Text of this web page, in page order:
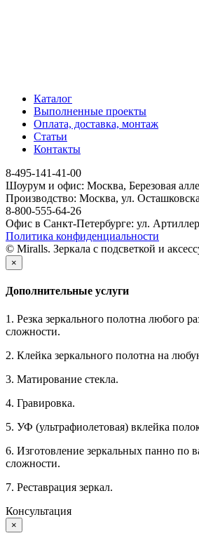
Каталог
Выполненные проекты
Оплата, доставка, монтаж
Статьи
Контакты
8-495-141-41-00
Шоурум и офис: Москва, Березовая
Производство: Москва, ул.
8-800-555-64-26
Офис в Санкт-Петербурге: ул.
Политика конфиденциальности
© Miralls. Зеркала с подсветкой и
×
Дополнительные услуги
1. Резка зеркального полотна любого
сложности.
2. Клейка зеркального полотна на
3. Матирование стекла.
4. Гравировка.
5. УФ (ультрафиолетовая) вклейка
6. Изготовление зеркальных панно по
сложности.
7. Реставрация зеркал.
Консультация
×